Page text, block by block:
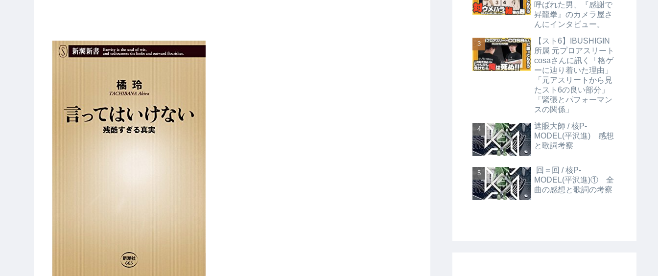
呼ばれた男、『感謝で
昇龍拳』のカメラ屋さ
んにインタビュー。
【スト6】IBUSHIGIN
所属 元プロアスリート
cosaさんに訊く「格ゲ
ーに辿り着いた理由」
「元アスリートから見
たスト6の良い部分」
「緊張とパフォーマン
スの関係」
遮眼大師 / 核P-
MODEL(平沢進) 感想
と歌詞考察
回＝回 / 核P-
MODEL(平沢進)① 全
曲の感想と歌詞の考察